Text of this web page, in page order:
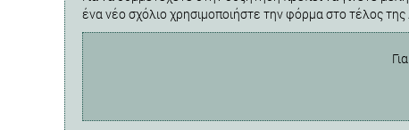
ένα νέο σχόλιο χρησιμοποιήστε την φόρμα στο τέλος της